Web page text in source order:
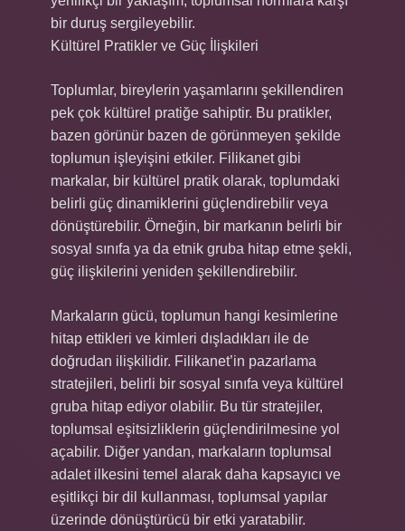
bir duruş sergileyebilir.
Kültürel Pratikler ve Güç İlişkileri
Toplumlar, bireylerin yaşamlarını şekillendiren
pek çok kültürel pratiğe sahiptir. Bu pratikler,
bazen görünür bazen de görünmeyen şekilde
toplumun işleyişini etkiler. Filikanet gibi
markalar, bir kültürel pratik olarak, toplumdaki
belirli güç dinamiklerini güçlendirebilir veya
dönüştürebilir. Örneğin, bir markanın belirli bir
sosyal sınıfa ya da etnik gruba hitap etme şekli,
güç ilişkilerini yeniden şekillendirebilir.
Markaların gücü, toplumun hangi kesimlerine
hitap ettikleri ve kimleri dışladıkları ile de
doğrudan ilişkilidir. Filikanet’in pazarlama
stratejileri, belirli bir sosyal sınıfa veya kültürel
gruba hitap ediyor olabilir. Bu tür stratejiler,
toplumsal eşitsizliklerin güçlendirilmesine yol
açabilir. Diğer yandan, markaların toplumsal
adalet ilkesini temel alarak daha kapsayıcı ve
eşitlikçi bir dil kullanması, toplumsal yapılar
üzerinde dönüştürücü bir etki yaratabilir.